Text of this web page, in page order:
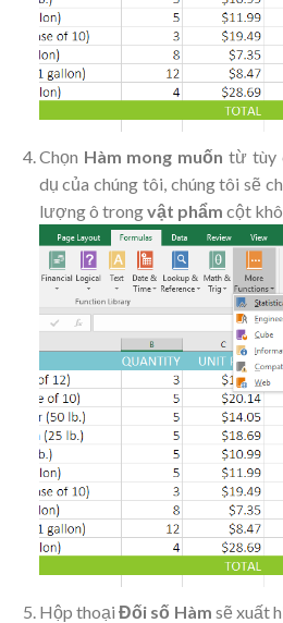
Chọn Hàm mong muốntừ tùy
dụ của chúng tôi, chúng tôi sẽ
lượng ô trongvật phẩm cột
Hộp thoạiĐối số Hàm sẽ xuất